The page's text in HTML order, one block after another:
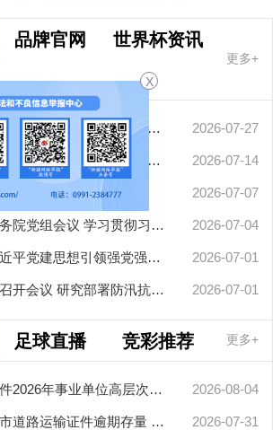
品牌官网 世界杯资讯
更多+
擦亮中华文明重要名片——习近平文化思想引领中国世界遗产申报保... 2026-07-27
凝聚起建设社会主义现代化新疆的磅礴力量——新疆各地认真学习贯... 2026-07-14
工作作出重要指示 2026-07-07
李强主持召开国务院党组会议 学习贯彻习近平总书记在庆祝中国共产... 2026-07-04
新华社政论：习近平党建思想引领强党强国新征程——写在中国共产... 2026-07-01
中共中央政治局召开会议 研究部署防汛抗旱工作 中共中央总书记习... 2026-07-01
足球直播 竞彩推荐 更多+
最靠谱的网赌软件2026年事业单位高层次和急需紧缺人才引进（部分岗位）公... 2026-08-04
关于限期清零全市道路运输证件逾期存量 彻底消除安全隐患的通告 2026-07-31
X